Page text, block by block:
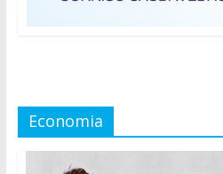
Economia